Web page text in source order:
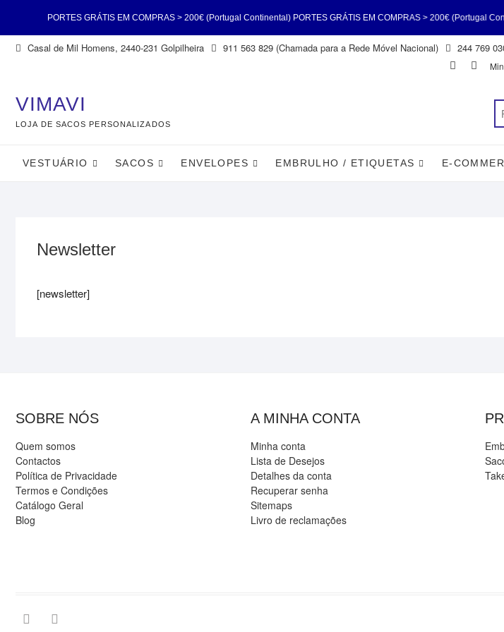
PORTES GRÁTIS EM COMPRAS > 200€ (Portugal Continental) PORTES GRÁTIS EM COMPRAS > 200€ (Portugal
Continental) PORTES GRÁTIS EM COMPRAS > 200€ (Portugal Continental) PORTES GRÁTIS EM COMPRAS > 200€
Skip Casal de Mil Homens, 2440-231 Golpilheira 911 563 829 (Chamada para a Rede Móvel Nacional) 244 769
Facebook
VIMAVI
LOJA DE SACOS PERSONALIZADOS
VESTUÁRIO SACOS ENVELOPES EMBRULHO / ETIQUETAS E-
Newsletter
[newsletter]
SOBRE NÓS
Quem somos
Contactos
Política de Privacidade
Termos e Condições
Catálogo Geral
Blog
A MINHA CONTA
Minha conta
Lista de Desejos
Detalhes da conta
Recuperar senha
Sitemaps
Livro de reclamações
Facebook